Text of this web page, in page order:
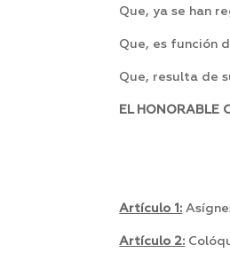
Que, ya se han
Que, es función
Que, resulta de
EL HONORABLE
Artículo 1:
Artículo 2: